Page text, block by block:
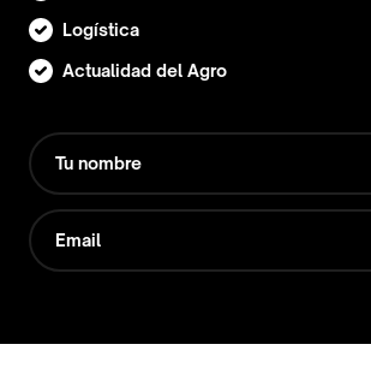
Logística
Actualidad del Agro